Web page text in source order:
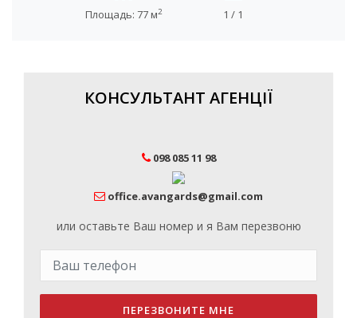
Площадь: 77 м2 1 / 1
КОНСУЛЬТАНТ АГЕНЦІЇ
098 085 11 98
office.avangards@gmail.com
или оставьте Ваш номер и я Вам перезвоню
ПЕРЕЗВОНИТЕ МНЕ